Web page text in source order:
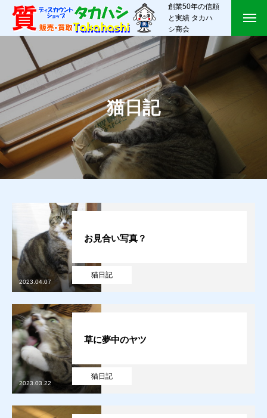
創業50年の信頼
と実績 タカハ
シ商会
猫日記
猫日記
お見合い写真？
2023.04.07
猫日記
草に夢中のヤツ
2023.03.22